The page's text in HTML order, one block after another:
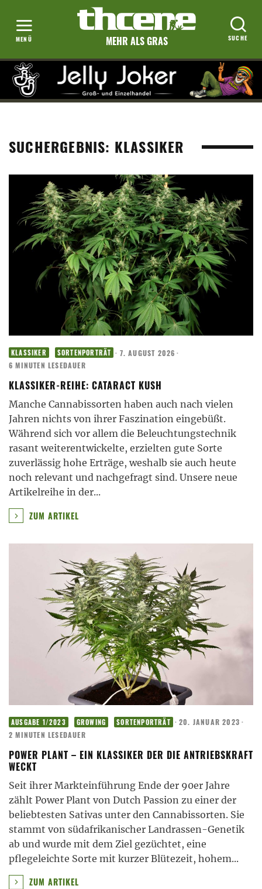
MEHR ALS GRAS
SUCHERGEBNIS: KLASSIKER
KLASSIKER SORTENPORTRÄT · 7. AUGUST 2026 ·
6 MINUTEN LESEDAUER
KLASSIKER-REIHE: CATARACT KUSH
Manche Cannabissorten haben auch nach vielen
Jahren nichts von ihrer Faszination eingebüßt.
Während sich vor allem die Beleuchtungstechnik
rasant weiterentwickelte, erzielten gute Sorte
zuverlässig hohe Erträge, weshalb sie auch heute
noch relevant und nachgefragt sind. Unsere neue
Artikelreihe in der...
ZUM ARTIKEL
AUSGABE 1/2023 GROWING SORTENPORTRÄT · 20. JANUAR 2023 ·
2 MINUTEN LESEDAUER
POWER PLANT – EIN KLASSIKER DER DIE ANTRIEBSKRAFT
WECKT
Seit ihrer Markteinführung Ende der 90er Jahre
zählt Power Plant von Dutch Passion zu einer der
beliebtesten Sativas unter den Cannabissorten. Sie
stammt von südafrikanischer Landrassen-Genetik
ab und wurde mit dem Ziel gezüchtet, eine
pflegeleichte Sorte mit kurzer Blütezeit, hohem...
ZUM ARTIKEL